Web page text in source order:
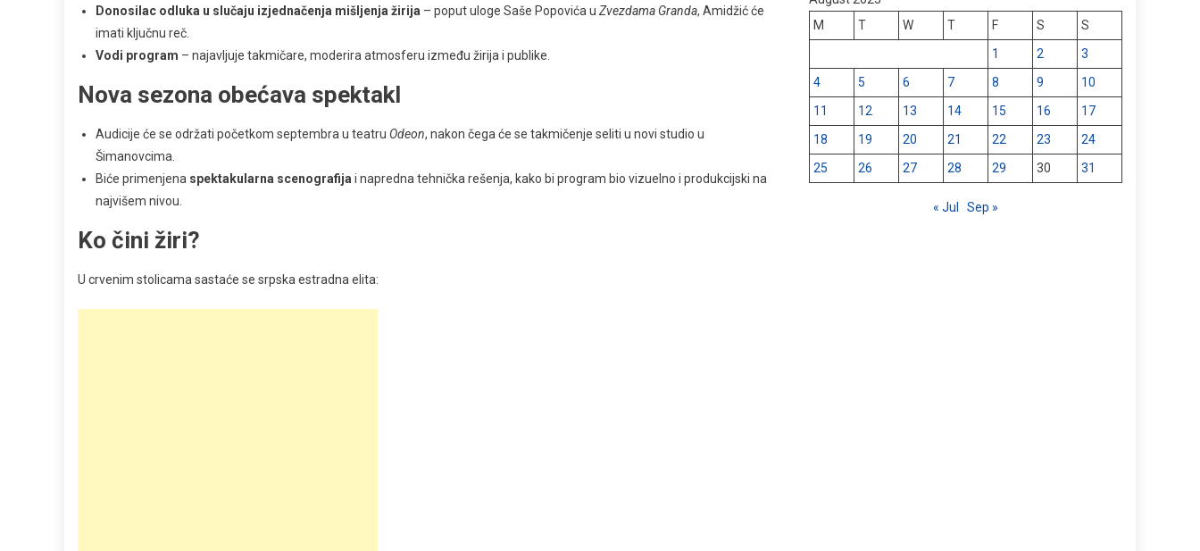
Donosilac odluka u slučaju izjednačenja mišljenja žirija – poput uloge Saše Popovića u Zvezdama Granda, Amidžić će
imati ključnu reč.
Vodi program – najavljuje takmičare, moderira atmosferu između žirija i publike.
Nova sezona obećava spektakl
Audicije će se održati početkom septembra u teatru Odeon, nakon čega će se takmičenje seliti u novi studio u
Šimanovcima.
Biće primenjena spektakularna scenografija i napredna tehnička rešenja, kako bi program bio vizuelno i produkcijski na
najvišem nivou.
Ko čini žiri?
U crvenim stolicama sastaće se srpska estradna elita:
M
T W T F S
S
1
2
3
4
5 6 7 8 9
10
11
12 13 14 15 16
17
18
19 20 21 22 23
24
25
26 27 28 29 30 31
« Jul Sep »